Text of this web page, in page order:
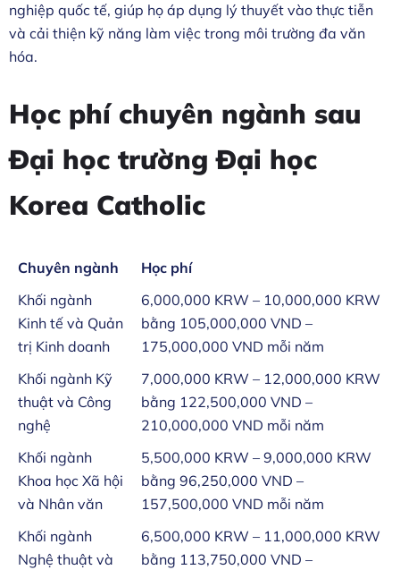
nghiệp quốc tế, giúp họ áp dụng lý thuyết vào thực tiễn
và cải thiện kỹ năng làm việc trong môi trường đa văn
hóa.
Học phí chuyên ngành sau
Đại học trường Đại học
Korea Catholic
Chuyên ngành
Học phí
Khối ngành
Kinh tế và Quản
trị Kinh doanh
6,000,000 KRW – 10,000,000 KRW
bằng 105,000,000 VND –
175,000,000 VND mỗi năm
Khối ngành Kỹ
thuật và Công
nghệ
7,000,000 KRW – 12,000,000 KRW
bằng 122,500,000 VND –
210,000,000 VND mỗi năm
Khối ngành
Khoa học Xã hội
và Nhân văn
5,500,000 KRW – 9,000,000 KRW
bằng 96,250,000 VND –
157,500,000 VND mỗi năm
Khối ngành
Nghệ thuật và
6,500,000 KRW – 11,000,000 KRW
bằng 113,750,000 VND –